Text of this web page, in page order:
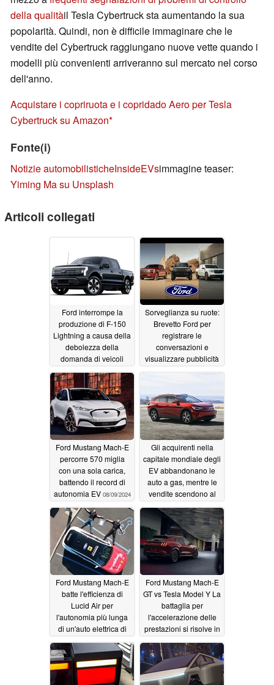
della qualitàil Tesla Cybertruck sta aumentando la sua
popolarità. Quindi, non è difficile immaginare che le
vendite del Cybertruck raggiungano nuove vette quando i
modelli più convenienti arriveranno sul mercato nel corso
dell'anno.
Acquistare i copriruota e i copridado Aero per Tesla
Cybertruck su Amazon
Fonte(i)
Notizie automobilisticheInsideEVsimmagine teaser:
Yiming Ma su Unsplash
Articoli collegati
Ford interrompe la
produzione di F-150
Lightning a causa della
debolezza della
domanda di veicoli
elettrici12/16/2025
Sorveglianza su ruote:
Brevetto Ford per
registrare le
conversazioni e
visualizzare pubblicità
personalizzata
Ford Mustang Mach-E
percorre 570 miglia
con una sola carica,
battendo il record di
autonomia EV 08/09/2024
Gli acquirenti nella
capitale mondiale degli
EV abbandonano le
auto a gas, mentre le
vendite scendono al
minimo storico
08/08/2024
Ford Mustang Mach-E
batte l'efficienza di
Lucid Air per
l'autonomia più lunga
di un'auto elettrica di
produzione08/07/2024
Ford Mustang Mach-E
GT vs Tesla Model Y La
battaglia per
l'accelerazione delle
prestazioni si risolve in
una vittoria per la
prima dopo il nuovo
aggiornamento
08/03/2024